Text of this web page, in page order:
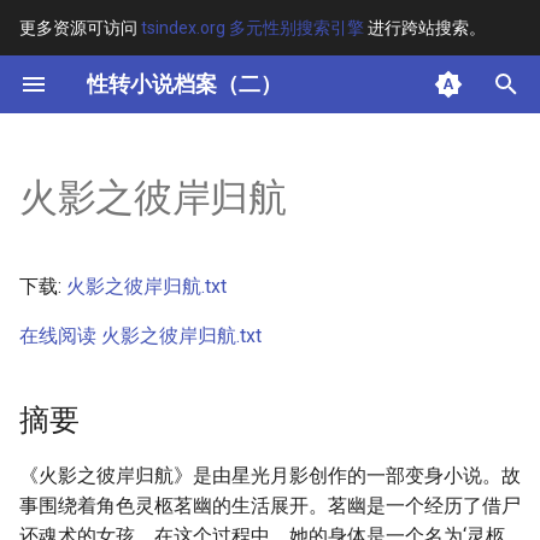
更多资源可访问 tsindex.org 多元性别搜索引擎进行跨站搜索。
性转小说档案（二）
键
开
搜
索
其他信息
正文
火影之彼岸归航
下载: 火影之彼岸归航.txt
在线阅读 火影之彼岸归航.txt
摘要
《火影之彼岸归航》是由星光月影创作的一部变身小说。故
事围绕着角色灵柩茗幽的生活展开。茗幽是一个经历了借尸